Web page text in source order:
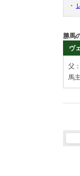
・
勝馬
ヴ
父
馬